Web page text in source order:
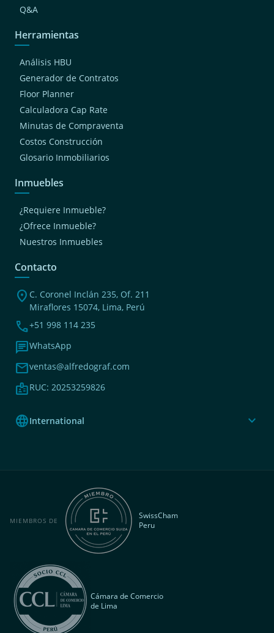
Q&A
Herramientas
Análisis HBU
Generador de Contratos
Floor Planner
Calculadora Cap Rate
Minutas de Compraventa
Costos Construcción
Glosario Inmobiliarios
Inmuebles
¿Requiere Inmueble?
¿Ofrece Inmueble?
Nuestros Inmuebles
Contacto
location_on C. Coronel Inclán 235, Of. 211
Miraflores 15074, Lima, Perú
phone+51 998 114 235
chatWhatsApp
mailventas@alfredograf.com
badgeRUC: 20253259826
languageInternational expand_more
MIEMBROS DE
SwissCham
Peru
Cámara de Comercio
de Lima